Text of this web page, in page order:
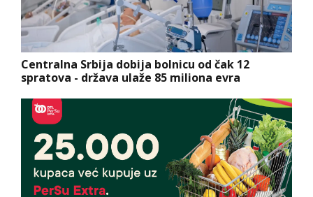
Centralna Srbija dobija bolnicu od čak 12
spratova - država ulaže 85 miliona evra